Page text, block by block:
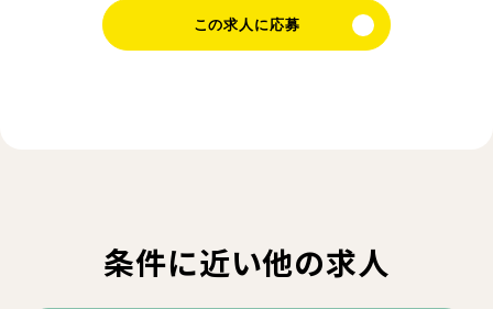
この求人に応募
条件に近い他の求人